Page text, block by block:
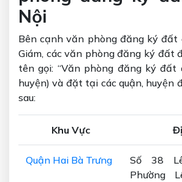
Nội
Bên cạnh văn phòng đăng ký đất
Giám, các văn phòng đăng ký đất
tên gọi: “Văn phòng đăng ký đất
huyện) và đặt tại các quận, huyện
sau:
Khu Vực
Quận Hai Bà Trưng
Số 38
Phường